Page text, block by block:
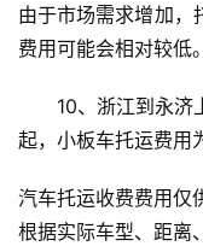
由于市场需求增加，
费用可能会相对较低。
10、浙江到永济
起，小板车托运费用
汽车托运收费费用仅
根据实际车型、距离